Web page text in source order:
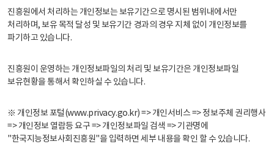
진흥원에서 처리하는 개인정보는 보유기간으로 명시된 범위내에서만
처리하며, 보유 목적 달성 및 보유기간 경과의 경우 지체 없이 개인정보를
파기하고 있습니다.
진흥원이 운영하는 개인정보파일의 처리 및 보유기간은 개인정보파일
보유현황을 통해서 확인하실 수 있습니다.
※ 개인정보 포털(www.privacy.go.kr) => 개인서비스 => 정보주체 권리행사
=> 개인정보 열람등 요구 => 개인정보파일 검색 => 기관명에
"한국지능정보사회진흥원"을 입력하면 세부 내용을 확인 할 수 있습니다.